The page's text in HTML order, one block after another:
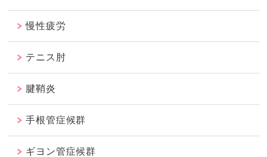
慢性疲労
テニス肘
腱鞘炎
手根管症候群
ギヨン管症候群